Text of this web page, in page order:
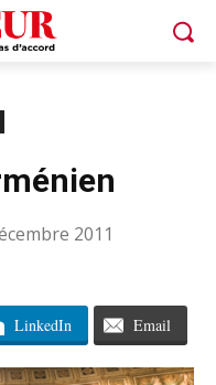
2011
LinkedIn Email